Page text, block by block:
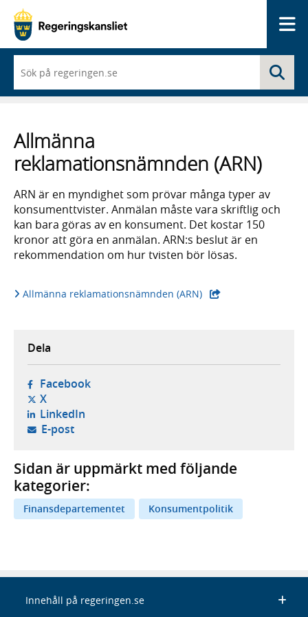
du
börjar
skriva
en
lista
med
Allmänna
reklamationsnämnden (ARN)
ARN är en myndighet som prövar många typer av
konsumenttvister. Anmälan måste vara skriftlig och
kan bara göras av en konsument. Det kostar 150
kronor att göra en anmälan. ARN:s beslut är en
rekommendation om hur tvisten bör lösas.
Allmänna reklamationsnämnden (ARN)- extern webbplats,
Dela
Facebook- öppnas i ny flik, extern webbplats,
X- öppnas i ny flik, extern webbplats,
LinkedIn- öppnas i ny flik, extern webbplats,
E-post- öppnar din e-postklient,
Sidan är uppmärkt med följande
kategorier:
Finansdepartementet Konsumentpolitik
Innehåll på regeringen.se